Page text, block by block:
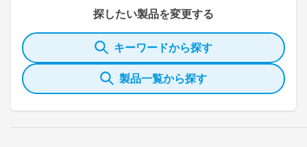
探したい製品を変更する
キーワードから探す
製品一覧から探す